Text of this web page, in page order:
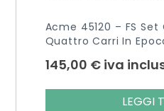
Acme 45120 – FS
Quattro Carri In
145,00 € iva
LEGGI